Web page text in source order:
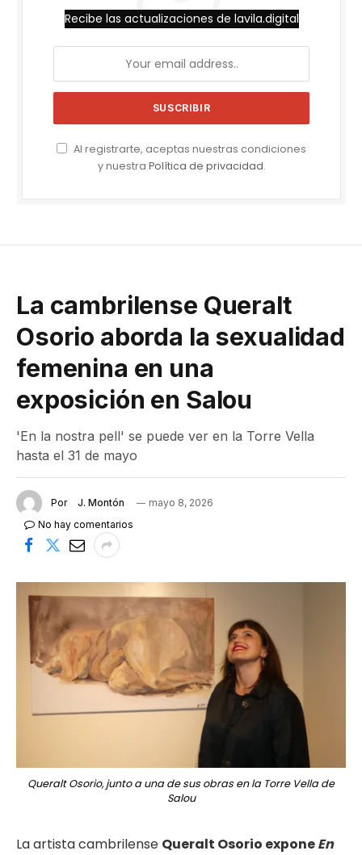
Recibe las actualizaciones de lavila.digital
Al registrarte, aceptas nuestras condiciones
y nuestra Política de privacidad.
La cambrilense Queralt
Osorio aborda la sexualidad
femenina en una
exposición en Salou
'En la nostra pell' se puede ver en la Torre Vella
hasta el 31 de mayo
Por J. Montón
mayo 8, 2026
No hay comentarios
Queralt Osorio, junto a una de sus obras en la Torre Vella de
Salou
La artista cambrilense Queralt Osorio exponeEn